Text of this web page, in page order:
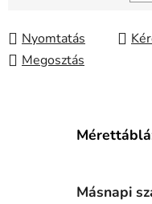
Nyomtatás
Megosztás
Másnapi